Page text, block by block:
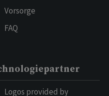
Vorsorge
FAQ
Logos provided by